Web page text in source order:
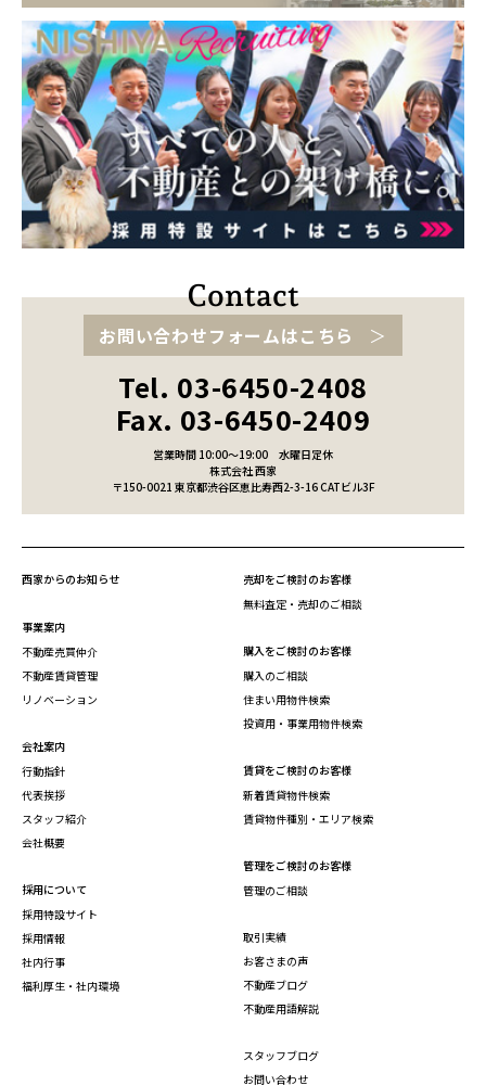
お問い合わせフォームはこちら
Tel. 03-6450-2408
Fax. 03-6450-2409
営業時間 10:00～19:00
水曜日定休
株式会社 西家
〒150-0021 東京都渋谷区恵比寿西2-3-16 CATビル3F
西家からのお知らせ
事業案内
不動産売買仲介
不動産賃貸管理
リノベーション
会社案内
行動指針
代表挨拶
スタッフ紹介
会社概要
採用について
採用特設サイト
採用情報
社内行事
福利厚生・社内環境
売却をご検討のお客様
無料査定・売却のご相談
購入をご検討のお客様
購入のご相談
住まい用物件検索
投資用・事業用物件検索
賃貸をご検討のお客様
新着賃貸物件検索
賃貸物件種別・エリア検索
管理をご検討のお客様
管理のご相談
取引実績
お客さまの声
不動産ブログ
不動産用語解説
スタッフブログ
お問い合わせ